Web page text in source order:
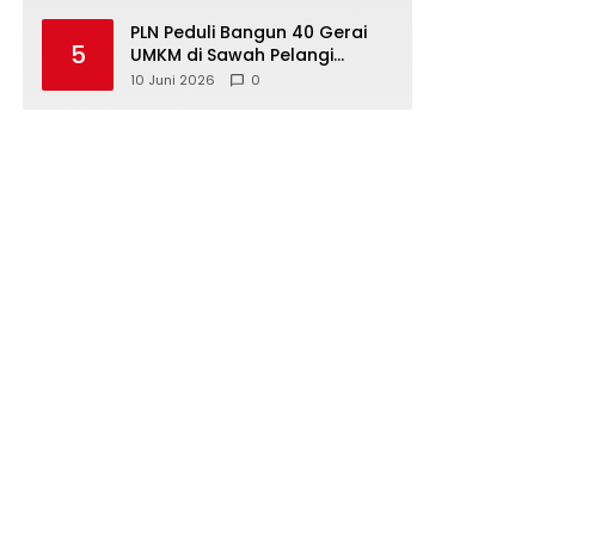
5
‎PLN Peduli Bangun 40 Gerai
UMKM di Sawah Pelangi
Namang, Dorong
10 Juni 2026 0